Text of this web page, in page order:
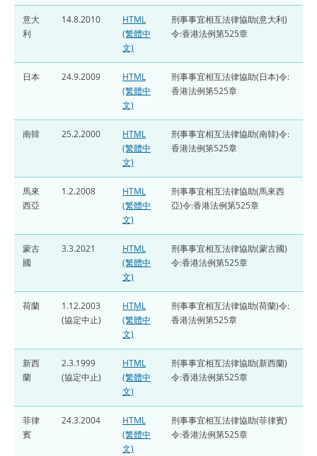
意大
利
14.8.2010
HTML
(繁體中
文)
刑事事宜相互法律協助(意大利)
令:香港法例第525章
日本 24.9.2009
HTML
(繁體中
文)
刑事事宜相互法律協助(日本)令:
香港法例第525章
南韓 25.2.2000
HTML
(繁體中
文)
刑事事宜相互法律協助(南韓)令:
香港法例第525章
馬來
西亞
1.2.2008
HTML
(繁體中
文)
刑事事宜相互法律協助(馬來西
亞)令:香港法例第525章
蒙古
國
3.3.2021
HTML
(繁體中
文)
刑事事宜相互法律協助(蒙古國)
令:香港法例第525章
荷蘭
1.12.2003
(協定中止)
HTML
(繁體中
文)
刑事事宜相互法律協助(荷蘭)令:
香港法例第525章
新西
蘭
2.3.1999
(協定中止)
HTML
(繁體中
文)
刑事事宜相互法律協助(新西蘭)
令:香港法例第525章
菲律
賓
24.3.2004
HTML
(繁體中
文)
刑事事宜相互法律協助(菲律賓)
令:香港法例第525章